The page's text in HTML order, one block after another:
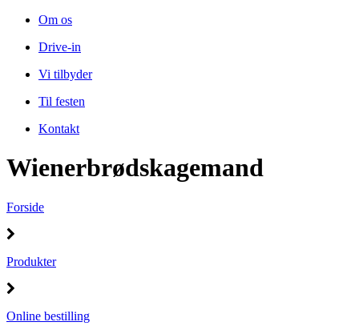
Om os
Drive-in
Vi tilbyder
Til festen
Kontakt
Wienerbrødskagemand
Forside
Produkter
Online bestilling